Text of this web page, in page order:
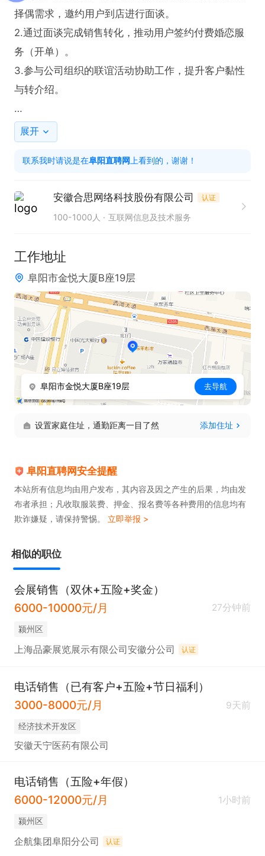
择偶需求，邀约用户到店进行面谈。
2.通过面谈完成销售转化，推动用户签约付费婚恋服
务（开单）。
3.参与公司组织的联谊活动协助工作，提升客户黏性
与转介绍。
岗位要求：
1.明确从事销售岗的求职方向。
2.高中及以上学历。
信任。
4.想挣钱、肯学习，目标感明确。
薪资待遇：
无责底薪 + 绩效 + 高提成（签约金额提成比例优厚）
福利待遇：五险一金、带薪法定节假日、年终奖金、
节日福利
不定期团建、全勤奖等
平台分配客户资源，无需自己拓客，专注转化
带薪培训（话术、匹配技巧、销售流程）
真实薪资，不搞虚假宣传，欢迎大胆来谈
工作地址：
展开
联系我时请说是在阜阳直聘网上看到的，谢谢！
安徽合思网络科技股份有限公司 认证
100-1000人 互联网信息及技术服务
工作地址
阜阳市金悦大厦B座19层
阜阳市金悦大厦B座19层 去导航
设置家庭住址，通勤距离一目了然 添加住址
阜阳直聘网安全提醒
本站所有信息均由用户发布，其内容及因之产生的后果，均由发
布者承担；凡收取服装费、押金、报名费等各种费用的信息均有
欺诈嫌疑，请保持警惕。 立即举报 >
相似的职位
会展销售（双休+五险+奖金）
6000-10000元/月
27分钟前
颍州区
上海品豪展览展示有限公司安徽分公司 认证
电话销售（已有客户+五险+节日福利）
3000-8000元/月
9天前
经济技术开发区
安徽天宁医药有限公司
电话销售（五险+年假）
6000-12000元/月
1小时前
颍州区
企航集团阜阳分公司 认证